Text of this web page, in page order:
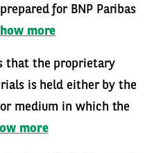
for BNP Paribas
more
that the proprietary
is held either by the
medium in which the
more